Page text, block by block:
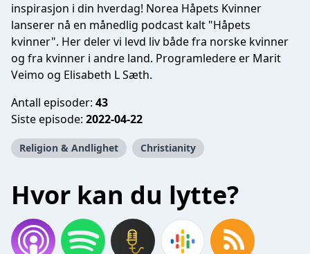
inspirasjon i din hverdag! Norea Håpets Kvinner
lanserer nå en månedlig podcast kalt "Håpets
kvinner". Her deler vi levd liv både fra norske kvinner
og fra kvinner i andre land. Programledere er Marit
Veimo og Elisabeth L Sæth.
Antall episoder: 43
Siste episode: 2022-04-22
Religion & Andlighet Christianity
Hvor kan du lytte?